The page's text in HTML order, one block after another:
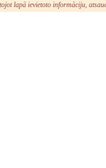
lapā ievietoto informāciju,